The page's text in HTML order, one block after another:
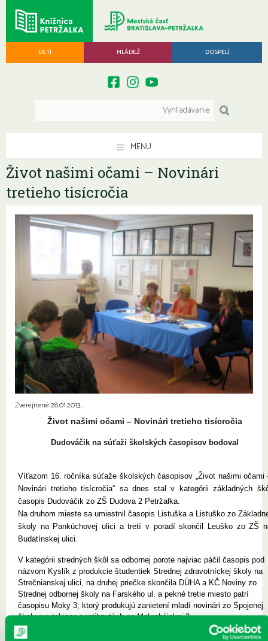
DETI MLÁDEŽ DOSPELÍ
MENU
Život našimi očami – Novinári
tretieho tisícročia
Zverejnené 28.01.2013,
Život našimi očami – Novinári tretieho tisícročia
Dudováčik na súťaži školských časopisov bodoval
Víťazom 16. ročníka súťaže školských časopisov „Život našimi očami
Novinári tretieho tisícročia“ sa dnes stal v kategórii základných
časopis Dudováčik zo ZŠ Dudova 2 Petržalka.
Na druhom mieste sa umiestnil časopis Listuška a Listuško zo
školy na Pankúchovej ulici a tretí v poradí skončil Leuško zo ZŠ
Budatínskej ulici.
V kategórii stredných škôl sa odbornej porote najviac páčil časopis pod
názvom Kyslík z produkcie študentiek Strednej zdravotníckej školy na
Strečnianskej ulici, na druhej priečke skončila DÚHA a KČ Noviny zo
Strednej odbornej školy na Farského ul. a pekné tretie miesto patrí
časopisu Moky 3, ktorý produkujú zanietení mladí novinári zo Spojenej
školy pre telesne postihnutých na Mokrohájskej 3.
Odborná porota podrobne analyzovala jednotlivé školské periodiká alebo